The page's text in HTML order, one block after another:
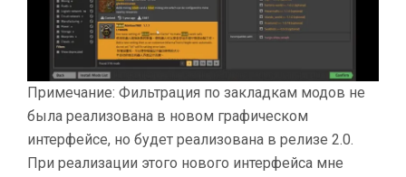
Примечание: Фильтрация по закладкам модов не
была реализована в новом графическом
интерфейсе, но будет реализована в релизе 2.0.
При реализации этого нового интерфейса мне